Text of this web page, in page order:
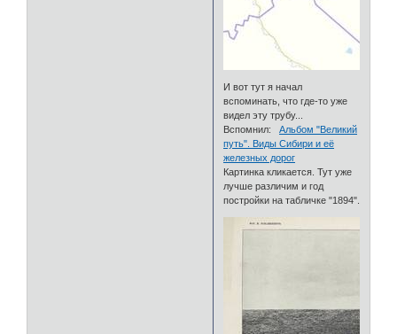
И вот тут я начал
вспоминать, что где-то уже
видел эту трубу...
Вспомнил:Альбом "Великий
путь". Виды Сибири и её
железных дорог
Картинка кликается. Тут уже
лучше различим и год
постройки на табличке "1894".